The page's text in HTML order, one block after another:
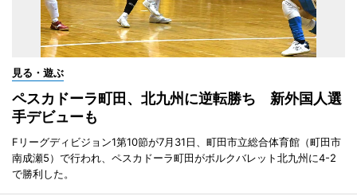
見る・遊ぶ
ペスカドーラ町田、北九州に逆転勝ち 新外国人選
手デビューも
Fリーグディビジョン1第10節が7月31日、町田市立総合体育館（町田市
南成瀬5）で行われ、ペスカドーラ町田がボルクバレット北九州に4-2
で勝利した。